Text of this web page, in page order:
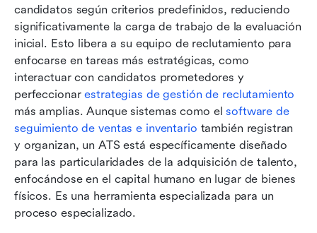
candidatos según criterios predefinidos, reduciendo
significativamente la carga de trabajo de la evaluación
inicial. Esto libera a su equipo de reclutamiento para
enfocarse en tareas más estratégicas, como
interactuar con candidatos prometedores y
perfeccionar estrategias de gestión de reclutamiento
más amplias. Aunque sistemas como el software de
seguimiento de ventas e inventario también registran
y organizan, un ATS está específicamente diseñado
para las particularidades de la adquisición de talento,
enfocándose en el capital humano en lugar de bienes
físicos. Es una herramienta especializada para un
proceso especializado.